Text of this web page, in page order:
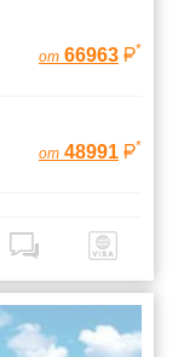
от 66963 *
от 48991 *